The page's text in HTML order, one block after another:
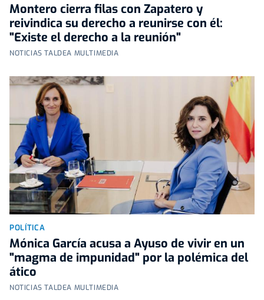
Montero cierra filas con Zapatero y
reivindica su derecho a reunirse con él:
"Existe el derecho a la reunión"
NOTICIAS TALDEA MULTIMEDIA
POLÍTICA
Mónica García acusa a Ayuso de vivir en un
"magma de impunidad" por la polémica del
ático
NOTICIAS TALDEA MULTIMEDIA